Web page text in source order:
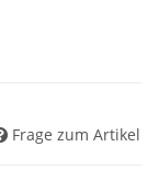
Frage zum Artikel